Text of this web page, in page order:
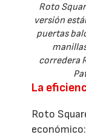
Roto
versión
puertas
corredera
La
Roto